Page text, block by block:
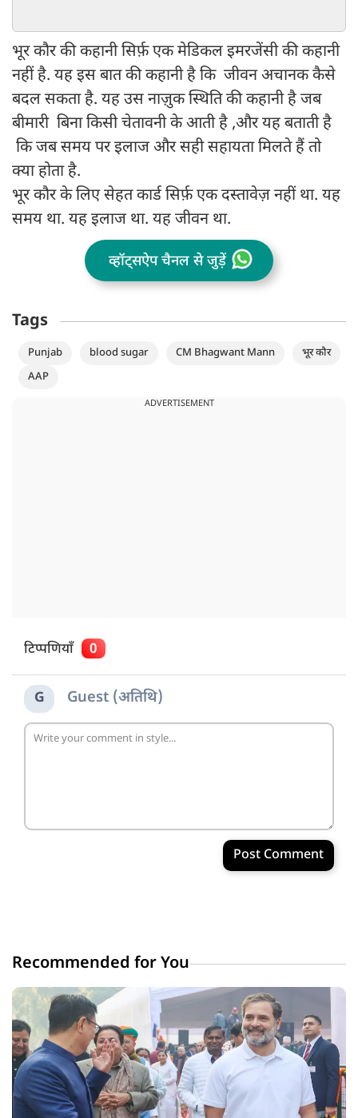
भूर कौर की कहानी सिर्फ़ एक मेडिकल इमरजेंसी की कहानी
नहीं है. यह इस बात की कहानी है कि जीवन अचानक कैसे
बदल सकता है. यह उस नाज़ुक स्थिति की कहानी है जब
बीमारी बिना किसी चेतावनी के आती है ,और यह बताती है
कि जब समय पर इलाज और सही सहायता मिलते हैं तो
क्या होता है.
भूर कौर के लिए सेहत कार्ड सिर्फ़ एक दस्तावेज़ नहीं था. यह
समय था. यह इलाज था. यह जीवन था.
व्हॉट्सऐप चैनल से जुड़ें
Tags
Punjab blood sugar CM Bhagwant Mann
भूर कौर
AAP
ADVERTISEMENT
टिप्पणियाँ 0
G Guest (अतिथि)
Post Comment
Recommended for You